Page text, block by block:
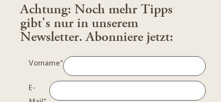
Achtung: Noch mehr Tipps
gibt's nur in unserem
Newsletter. Abonniere jetzt:
Vorname*
E-